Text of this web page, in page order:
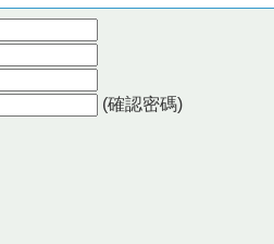
(確認密碼)